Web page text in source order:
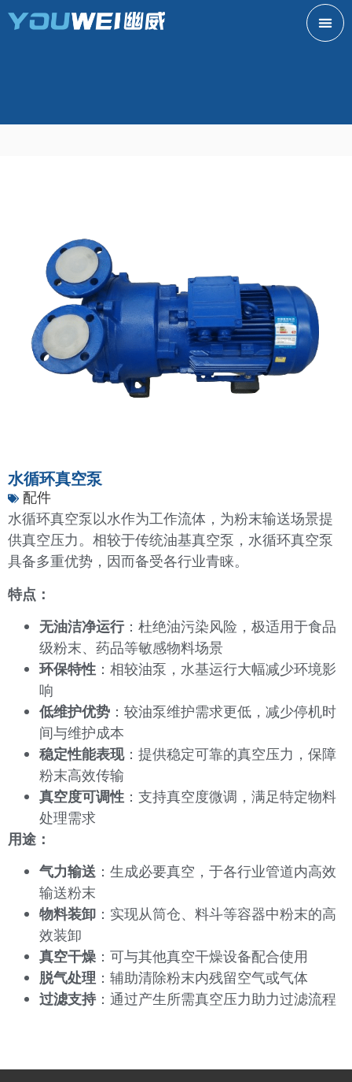
水循环真空泵
配件
水循环真空泵以水作为工作流体，为粉末输送场景提
供真空压力。相较于传统油基真空泵，水循环真空泵
具备多重优势，因而备受各行业青睐。
特点：
无油洁净运行：杜绝油污染风险，极适用于食品
级粉末、药品等敏感物料场景
环保特性 ：相较油泵，水基运行大幅减少环境影
响
低维护优势 ：较油泵维护需求更低，减少停机时
间与维护成本
稳定性能表现：提供稳定可靠的真空压力，保障
粉末高效传输
真空度可调性 ：支持真空度微调，满足特定物料
处理需求
用途：
气力输送 ：生成必要真空，于各行业管道内高效
输送粉末
物料装卸 ：实现从筒仓、料斗等容器中粉末的高
效装卸
真空干燥 ：可与其他真空干燥设备配合使用
脱气处理：辅助清除粉末内残留空气或气体
过滤支持：通过产生所需真空压力助力过滤流程